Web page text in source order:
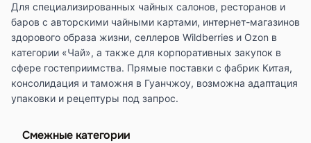
Для специализированных чайных салонов, ресторанов и
баров с авторскими чайными картами, интернет-магазинов
здорового образа жизни, селлеров Wildberries и Ozon в
категории «Чай», а также для корпоративных закупок в
сфере гостеприимства. Прямые поставки с фабрик Китая,
консолидация и таможня в Гуанчжоу, возможна адаптация
упаковки и рецептуры под запрос.
Смежные категории